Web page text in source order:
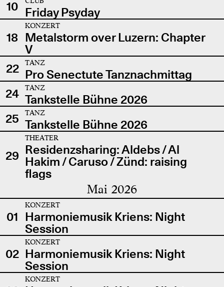
10 Friday Psyday
18
KONZERT
Metalstorm over Luzern: Chapter
V
22
TANZ
Pro Senectute Tanznachmittag
24
TANZ
Tankstelle Bühne 2026
25
TANZ
Tankstelle Bühne 2026
29
THEATER
Residenzsharing: Aldebs / Al
Hakim / Caruso / Zünd: raising
flags
Mai 2026
01
KONZERT
Harmoniemusik Kriens: Night
Session
02
KONZERT
Harmoniemusik Kriens: Night
Session
KONZERT